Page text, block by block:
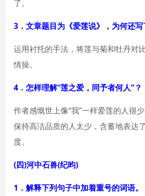
了。
3．文章题目为《爱莲说》，为何还写
运用衬托的手法，将莲与菊和牡丹对
情操。
4．怎样理解“莲之爱，同予者何人”？
作者感慨世上像“我”一样爱莲的人很
保持高洁品质的人太少，含蓄地表达
度。
(四)河中石兽(纪昀)
1．解释下列句子中加着重号的词语。